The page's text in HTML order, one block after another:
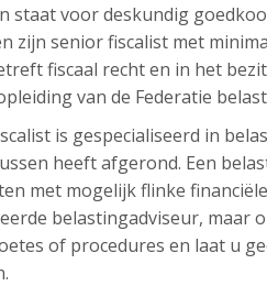
staat voor deskundig
zijn senior fiscalist met
fiscaal recht en in het
van de Federatie
is gespecialiseerd in
heeft afgerond. Een
met mogelijk flinke
belastingadviseur, maar
of procedures en laat u